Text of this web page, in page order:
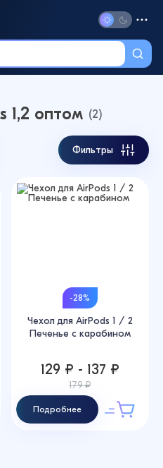
1,2 оптом (2)
Фильтры
-28%
Чехол для AirPods 1 / 2
Печенье с карабином
129 ₽ - 137 ₽
179 ₽
Подробнее